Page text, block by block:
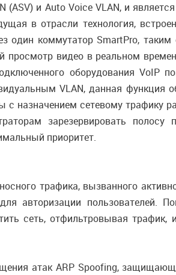
и Auto Voice VLAN, и
в отрасли технология,
один коммутатор SmartPro,
просмотр видео в реальном
оборудования VoIP
VLAN, данная функция
с назначением сетевому трафику
зарезервировать полосу
приоритет.
трафика, вызванного
авторизации пользователей.
сеть, отфильтровывая
атак ARP Spoofing,